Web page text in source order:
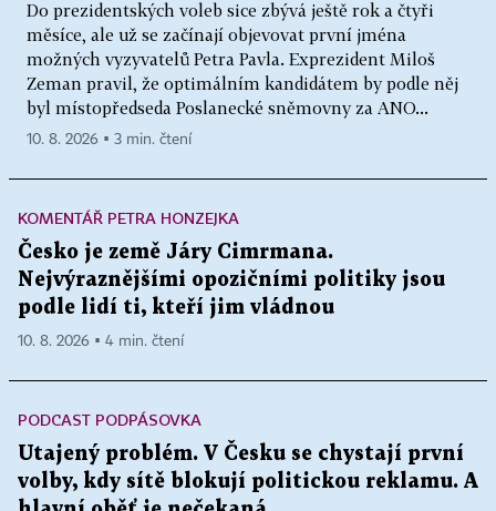
Do prezidentských voleb sice zbývá ještě rok a čtyři
měsíce, ale už se začínají objevovat první jména
možných vyzyvatelů Petra Pavla. Exprezident Miloš
Zeman pravil, že optimálním kandidátem by podle něj
byl místopředseda Poslanecké sněmovny za ANO...
10. 8. 2026 ▪ 3 min. čtení
KOMENTÁŘ PETRA HONZEJKA
Česko je země Járy Cimrmana.
Nejvýraznějšími opozičními politiky jsou
podle lidí ti, kteří jim vládnou
10. 8. 2026 ▪ 4 min. čtení
PODCAST PODPÁSOVKA
Utajený problém. V Česku se chystají první
volby, kdy sítě blokují politickou reklamu. A